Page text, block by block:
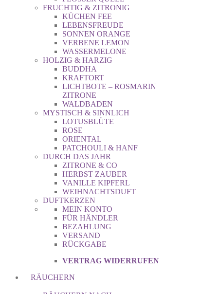
FRUCHTIG & ZITRONIG
KÜCHEN FEE
LEBENSFREUDE
SONNEN ORANGE
VERBENE LEMON
WASSERMELONE
HOLZIG & HARZIG
BUDDHA
KRAFTORT
LICHTBOTE – ROSMARIN
ZITRONE
WALDBADEN
MYSTISCH & SINNLICH
LOTUSBLÜTE
ROSE
ORIENTAL
PATCHOULI & HANF
DURCH DAS JAHR
ZITRONE & CO
HERBST ZAUBER
VANILLE KIPFERL
WEIHNACHTSDUFT
DUFTKERZEN
MEIN KONTO
FÜR HÄNDLER
BEZAHLUNG
VERSAND
RÜCKGABE
VERTRAG WIDERRUFEN
RÄUCHERN